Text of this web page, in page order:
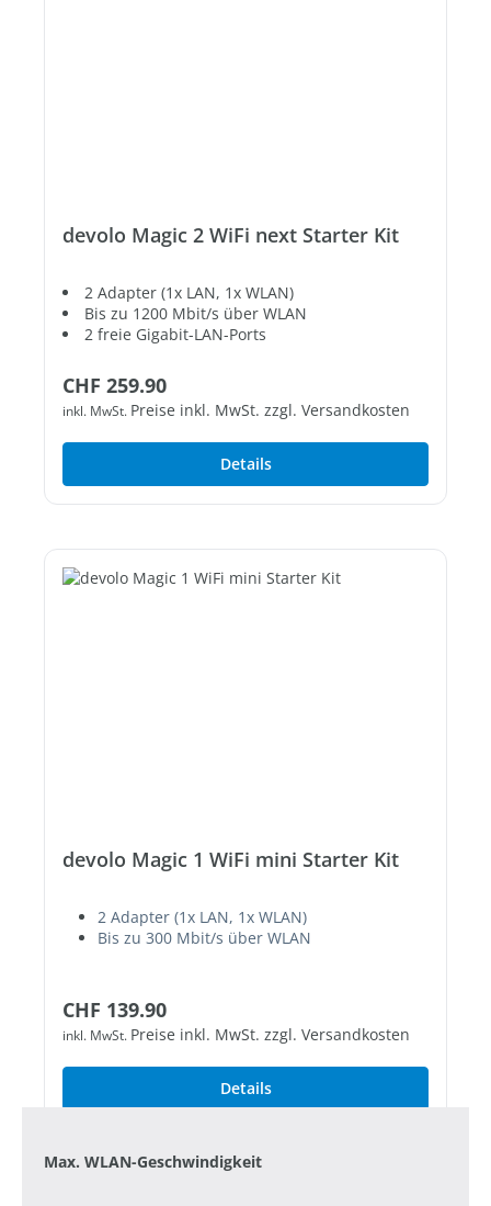
devolo Magic 2 WiFi next Starter Kit
2 Adapter (1x LAN, 1x WLAN)
Bis zu 1200 Mbit/s über WLAN
2 freie Gigabit-LAN-Ports
Regulärer Preis:
CHF 259.90
inkl. MwSt. Preise inkl. MwSt. zzgl. Versandkosten
Details
devolo Magic 1 WiFi mini Starter Kit
2 Adapter (1x LAN, 1x WLAN)
Bis zu 300 Mbit/s über WLAN
Regulärer Preis:
CHF 139.90
inkl. MwSt. Preise inkl. MwSt. zzgl. Versandkosten
Details
Max. WLAN-Geschwindigkeit